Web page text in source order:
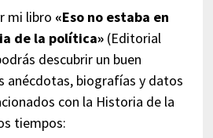
mi libro «Eso no estaba en
de la política»(Editorial
descubrir un buen
anécdotas, biografías y datos
con la Historia de la
tiempos: